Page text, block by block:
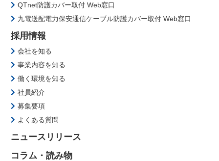
QTnet防護カバー取付 Web窓口
九電送配電力保安通信ケーブル防護カバー取付 Web窓口
採用情報
会社を知る
事業内容を知る
働く環境を知る
社員紹介
募集要項
よくある質問
ニュースリリース
コラム・読み物